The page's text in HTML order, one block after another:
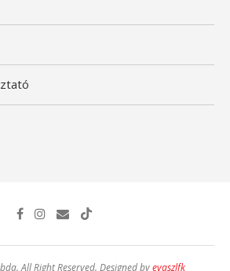
All Right Reserved. Designed byevaszlfk